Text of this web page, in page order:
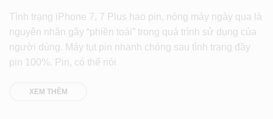
Tình trạng iPhone 7, 7 Plus hao pin, nóng máy ngày qua là
nguyên nhân gây “phiền toái” trong quá trình sử dụng của
người dùng. Máy tụt pin nhanh chóng sau tình trạng đầy
pin 100%. Pin, có thể nói
XEM THÊM